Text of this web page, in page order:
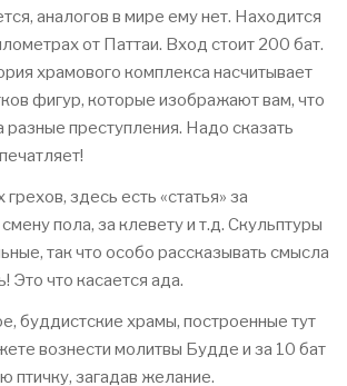
аналогов в мире ему нет. Находится
от Паттаи. Вход стоит 200 бат.
храмового комплекса насчитывает
фигур, которые изображают вам, что
разные преступления. Надо сказать
здесь есть «статья» за
пола, за клевету и т.д. Скульптуры
так что особо рассказывать смысла
Это что касается ада.
буддистские храмы, построенные тут
вознести молитвы Будде и за 10 бат
птичку, загадав желание.